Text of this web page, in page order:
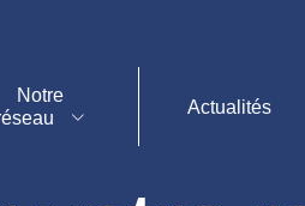
Notre
Actualités